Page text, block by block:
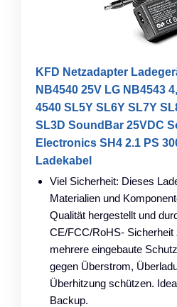
KFD Netzadapter
NB4540 25V LG NB4543
4540 SL5Y SL6Y SL7Y
SL3D SoundBar 25VDC
Electronics SH4 2.1 PS
Ladekabel
Viel Sicherheit: Dieses
Materialien und
Qualität hergestellt und
CE/FCC/RoHS- Sicherheit
mehrere eingebaute
gegen Überstrom,
Überhitzung schützen.
Backup.